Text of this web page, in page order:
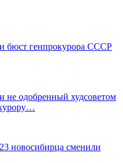
бюст генпрокурора СССР
не одобренный худсоветом
новосибирца сменили